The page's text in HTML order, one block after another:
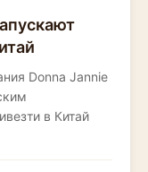
Donna Jannie
в Китай